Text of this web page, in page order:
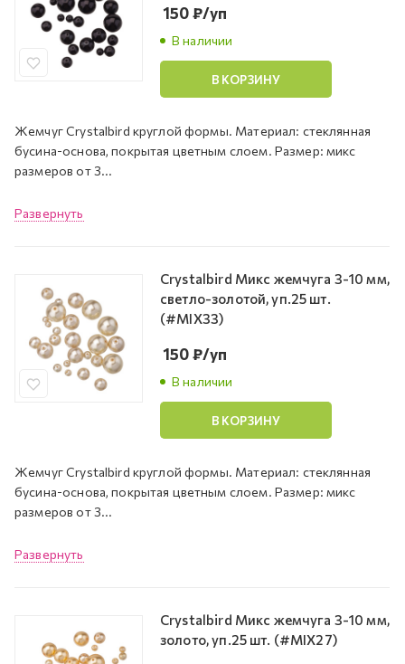
В наличии
150₽/уп
В КОРЗИНУ
Жемчуг Crystalbird круглой формы. Материал: стеклянная
бусина-основа, покрытая цветным слоем. Размер: микс
размеров от 3...
Развернуть
Crystalbird Микс жемчуга 3-10 мм,
светло-золотой, уп.25 шт.
(#MIX33)
В наличии
150₽/уп
В КОРЗИНУ
Жемчуг Crystalbird круглой формы. Материал: стеклянная
бусина-основа, покрытая цветным слоем. Размер: микс
размеров от 3...
Развернуть
Crystalbird Микс жемчуга 3-10 мм,
золото, уп.25 шт. (#MIX27)